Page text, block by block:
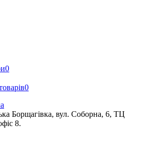
0
0
Борщагівка, вул. Соборна, 6, ТЦ
8.